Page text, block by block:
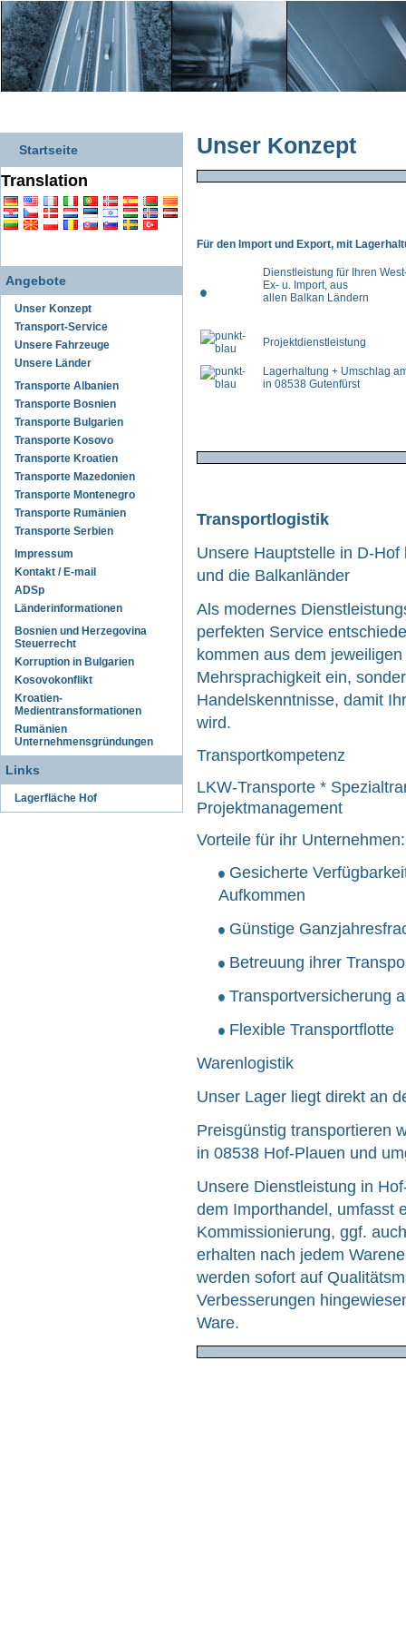
Startseite
Translation
Angebote
Unser Konzept
Transport-Service
Unsere Fahrzeuge
Unsere Länder
Transporte Albanien
Transporte Bosnien
Transporte Bulgarien
Transporte Kosovo
Transporte Kroatien
Transporte Mazedonien
Transporte Montenegro
Transporte Rumänien
Transporte Serbien
Impressum
Kontakt / E-mail
ADSp
Länderinformationen
Bosnien und Herzegovina
Steuerrecht
Korruption in Bulgarien
Kosovokonflikt
Kroatien-
Medientransformationen
Rumänien
Unternehmensgründungen
Links
Lagerfläche Hof
Unser Konzept
Für den Import und Export, mit
Dienstleistung für Ihren
Ex- u. Import, aus
allen Balkan Ländern
Projektdienstleistung
Lagerhaltung + Umschlag
in 08538 Gutenfürst
Transportlogistik
Unsere Hauptstelle in D-
und die Balkanländer
Als modernes
perfekten Service
kommen aus dem
Mehrsprachigkeit ein,
Handelskenntnisse, damit
wird.
Transportkompetenz
LKW-Transporte *
Projektmanagement
Vorteile für ihr Unternehmen:
Gesicherte
Aufkommen
Günstige
Betreuung ihrer
Transportversicherung
Flexible Transportflotte
Warenlogistik
Unser Lager liegt direkt an
Preisgünstig transportieren
in 08538 Hof-Plauen und
Unsere Dienstleistung in
dem Importhandel, umfasst
Kommissionierung, ggf.
erhalten nach jedem
werden sofort auf
Verbesserungen
Ware.